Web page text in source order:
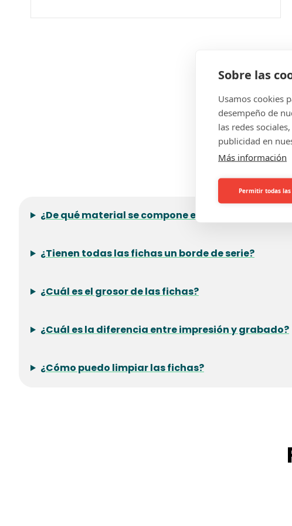
Sobre las
Usamos cookies
desempeño de
las redes
publicidad en
Más información
Permitir todas las
¿De qué material se compone el plástico reciclado?
¿Tienen todas las fichas un borde de serie?
¿Cuál es el grosor de las fichas?
¿Cuál es la diferencia entre impresión y grabado?
¿Cómo puedo limpiar las fichas?